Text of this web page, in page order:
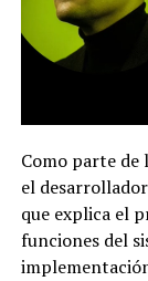
Como parte de
el
que explica el
funciones del